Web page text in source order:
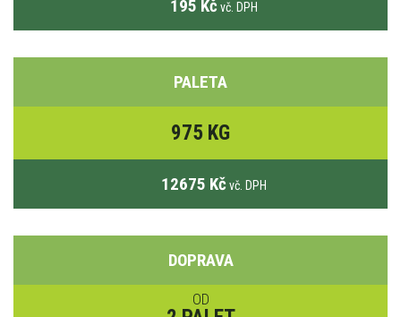
195 Kč vč. DPH
PALETA
975 KG
12675 Kč vč. DPH
DOPRAVA
OD